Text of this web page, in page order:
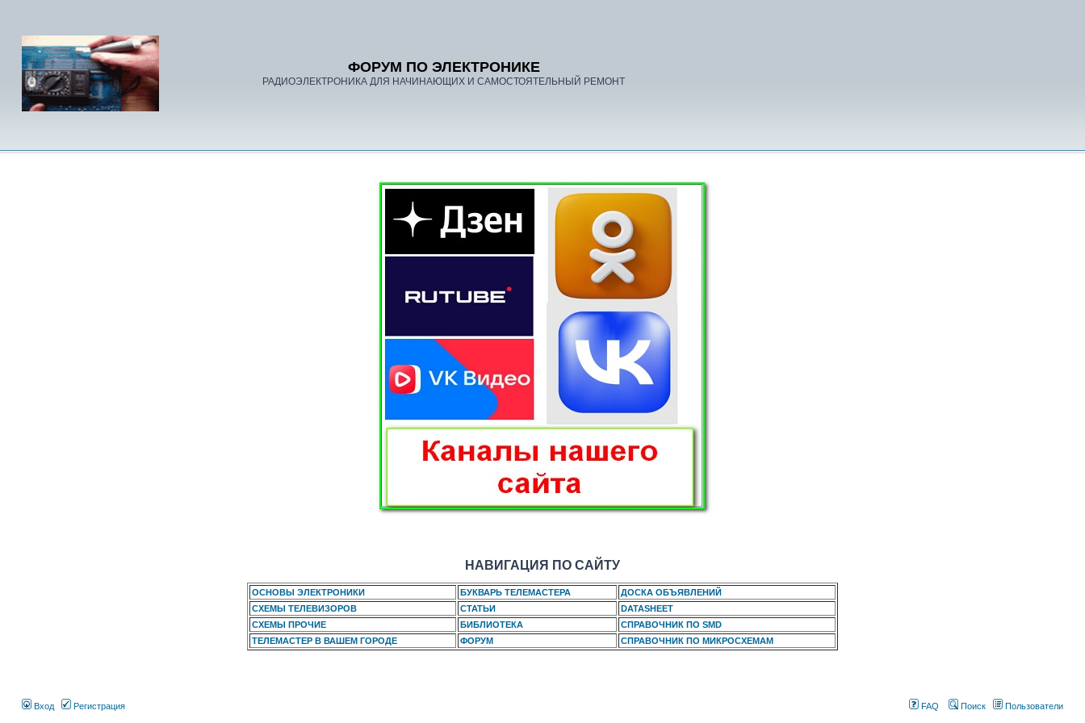
ФОРУМ ПО ЭЛЕКТРОНИКЕ
РАДИОЭЛЕКТРОНИКА ДЛЯ НАЧИНАЮЩИХ И САМОСТОЯТЕЛЬНЫЙ РЕМОНТ
НАВИГАЦИЯ ПО САЙТУ
ОСНОВЫ ЭЛЕКТРОНИКИ БУКВАРЬ ТЕЛЕМАСТЕРА
ДОСКА ОБЪЯВЛЕНИЙ
СХЕМЫ ТЕЛЕВИЗОРОВ
СТАТЬИ
DATASHEET
СХЕМЫ ПРОЧИЕ
БИБЛИОТЕКА
СПРАВОЧНИК ПО SMD
ТЕЛЕМАСТЕР В ВАШЕМ ГОРОДЕ
ФОРУМ СПРАВОЧНИК ПО МИКРОСХЕМАМ
Вход Регистрация FAQ Поиск Пользователи